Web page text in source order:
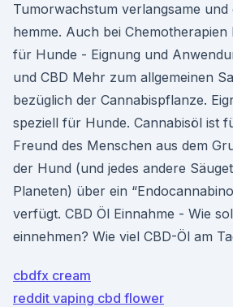
Tumorwachstum verlangsame und
hemme. Auch bei Chemotherapien
für Hunde - Eignung und
und CBD Mehr zum allgemeinen
bezüglich der Cannabispflanze.
speziell für Hunde. Cannabisöl ist
Freund des Menschen aus dem
der Hund (und jedes andere
Planeten) über ein
verfügt. CBD Öl Einnahme - Wie
einnehmen? Wie viel CBD-Öl am
cbdfx cream
reddit vaping cbd flower